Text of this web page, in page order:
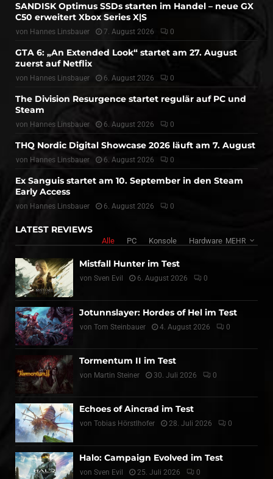
SANDISK Optimus SSDs starten im Handel – neue GX
C50 erweitert Xbox Series X|S
von Hannes Linsbauer 7. August 2026 0
GTA 6: „An Extended Look“ startet am 27. August
zuerst auf Netflix
von Hannes Linsbauer 6. August 2026 0
The Division Resurgence startet regulär auf PC und
Steam
von Hannes Linsbauer 6. August 2026 0
THQ Nordic Digital Showcase 2026 läuft am 7. August
von Hannes Linsbauer 6. August 2026 0
Ex Sanguis startet am 10. September in den Steam
Early Access
von Hannes Linsbauer 6. August 2026 0
LATEST REVIEWS
Alle PC Konsole Hardware MEHR
Mistfall Hunter im Test
von Sven Evil 6. August 2026 0
Jotunnslayer: Hordes of Hel im Test
von Tom Steinbauer 4. August 2026 0
Tormentum II im Test
von Martin Steiner 30. Juli 2026 0
Echoes of Aincrad im Test
von Tobias Hörstlhofer 28. Juli 2026 0
Halo: Campaign Evolved im Test
von Sven Evil 25. Juli 2026 0